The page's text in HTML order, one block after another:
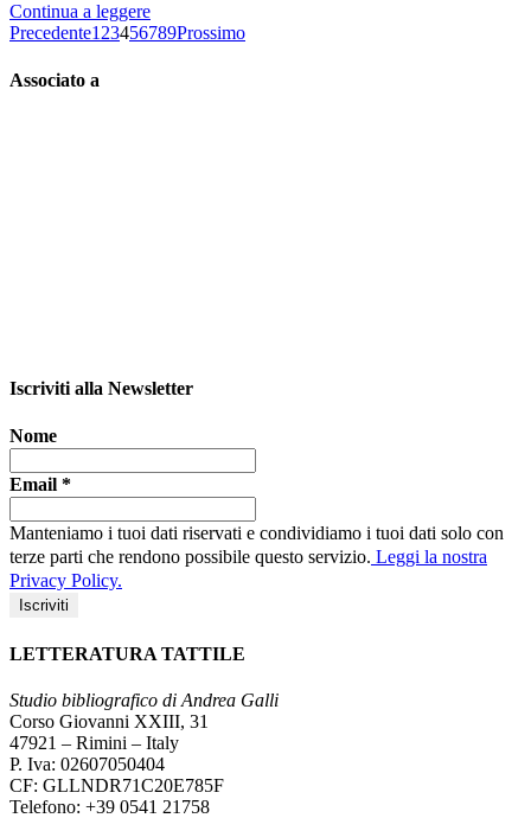
Continua a leggere
Precedente1 23456789Prossimo
Associato a
Iscriviti alla Newsletter
Nome
Email *
Manteniamo i tuoi dati riservati e condividiamo i tuoi dati solo con
terze parti che rendono possibile questo servizio. Leggi la nostra
Privacy Policy.
LETTERATURA TATTILE
Studio bibliografico di Andrea Galli
Corso Giovanni XXIII, 31
47921 – Rimini – Italy
P. Iva: 02607050404
CF: GLLNDR71C20E785F
Telefono: +39 0541 21758